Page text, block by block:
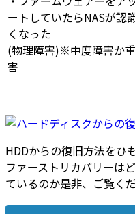
ートしていたらNASが認
くなった
(物理障害)※中度障害か
害
HDDからの復旧方法をひ
ファーストリカバリーは
ているのか是非、ご覧くだ